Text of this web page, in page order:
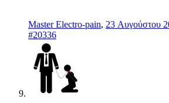
Master Electro-pain, 23 Αυγούστου
#20336